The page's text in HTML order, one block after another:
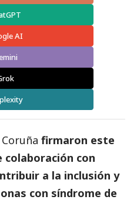
AI
firmaron este
colaboración con
a la inclusión y
con síndrome de